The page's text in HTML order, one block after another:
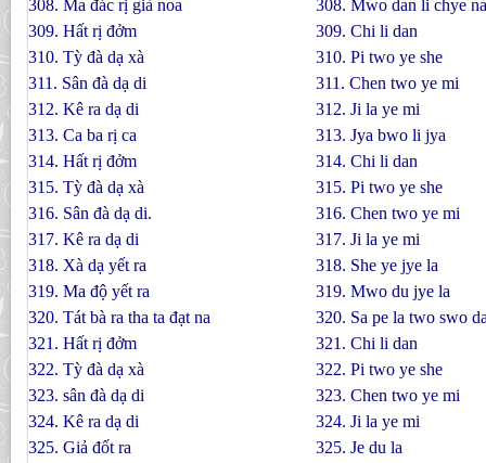
308. Ma đác rị già noa
308. Mwo dan li chye na
309. Hất rị đởm
309. Chi li dan
310. Tỳ đà dạ xà
310. Pi two ye she
311. Sân đà dạ di
311. Chen two ye mi
312. Kê ra dạ di
312. Ji la ye mi
313. Ca ba rị ca
313. Jya bwo li jya
314. Hất rị đởm
314. Chi li dan
315. Tỳ đà dạ xà
315. Pi two ye she
316. Sân đà dạ di.
316. Chen two ye mi
317. Kê ra dạ di
317. Ji la ye mi
318. Xà dạ yết ra
318. She ye jye la
319. Ma độ yết ra
319. Mwo du jye la
320. Tát bà ra tha ta đạt na
320. Sa pe la two swo
321. Hất rị đởm
321. Chi li dan
322. Tỳ đà dạ xà
322. Pi two ye she
323. sân đà dạ di
323. Chen two ye mi
324. Kê ra dạ di
324. Ji la ye mi
325. Giả đốt ra
325. Je du la